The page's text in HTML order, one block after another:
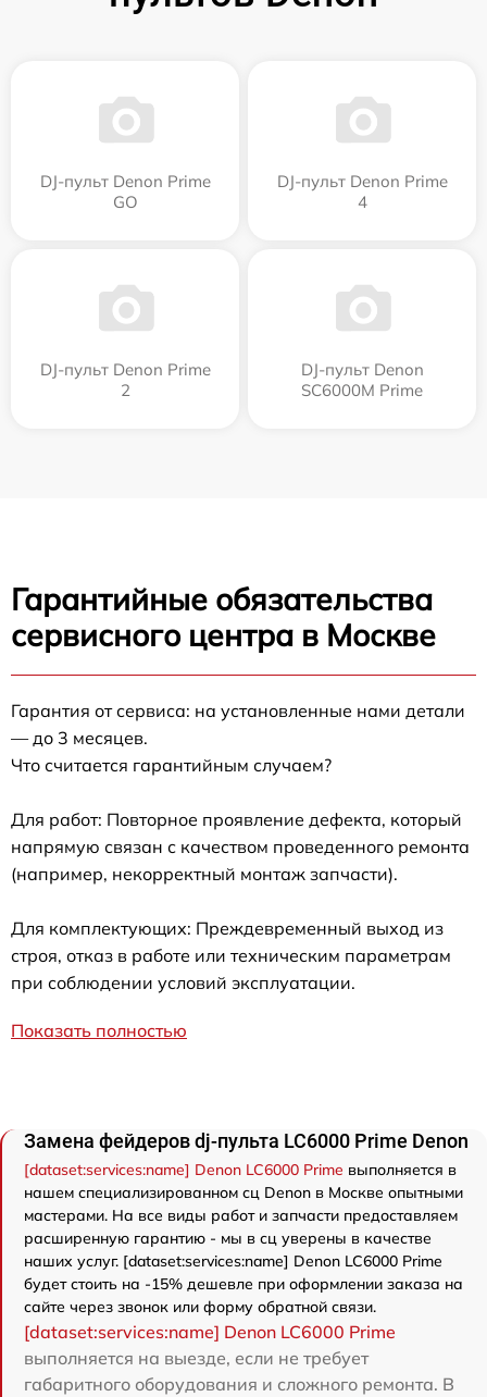
DJ-пульт Denon Prime
GO
DJ-пульт Denon Prime
4
DJ-пульт Denon Prime
2
DJ-пульт Denon
SC6000M Prime
Гарантийные обязательства
сервисного центра в Москве
Гарантия от сервиса: на установленные нами детали
— до 3 месяцев.
Что считается гарантийным случаем?
Для работ: Повторное проявление дефекта, который
напрямую связан с качеством проведенного ремонта
(например, некорректный монтаж запчасти).
Для комплектующих: Преждевременный выход из
строя, отказ в работе или техническим параметрам
при соблюдении условий эксплуатации.
Показать полностью
Замена фейдеров dj-пульта LC6000 Prime Denon
[dataset:services:name] Denon LC6000 Prime выполняется в
нашем специализированном сц Denon в Москве опытными
мастерами. На все виды работ и запчасти предоставляем
расширенную гарантию - мы в сц уверены в качестве
наших услуг. [dataset:services:name] Denon LC6000 Prime
будет стоить на -15% дешевле при оформлении заказа на
сайте через звонок или форму обратной связи.
[dataset:services:name] Denon LC6000 Prime
выполняется на выезде, если не требует
габаритного оборудования и сложного ремонта. В